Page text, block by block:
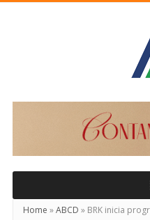
Home »ABCD » BRK inicia